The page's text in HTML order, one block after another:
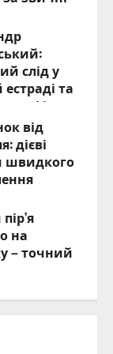
у
слід у
естраді та
0
від
дієві
швидкого
на
– точний